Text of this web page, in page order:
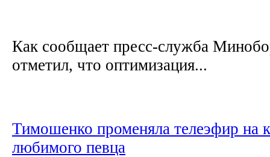
Как сообщает пресс-служба
отметил, что оптимизация...
Тимошенко променяла телеэфир на
любимого певца